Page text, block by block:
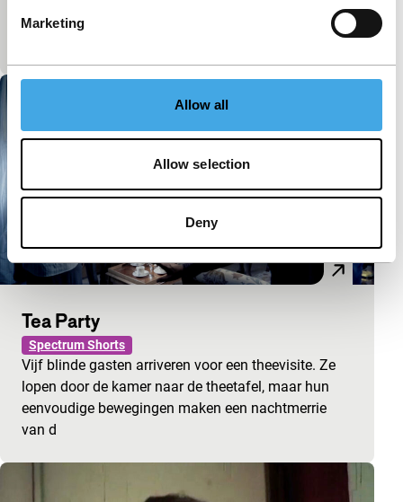
Marketing
Allow all
Allow selection
Deny
nachtelijk ballet van samenkomende evenwijdige
Tea Party
Spectrum Shorts
Vijf blinde gasten arriveren voor een theevisite. Ze
lopen door de kamer naar de theetafel, maar hun
eenvoudige bewegingen maken een nachtmerrie
van d